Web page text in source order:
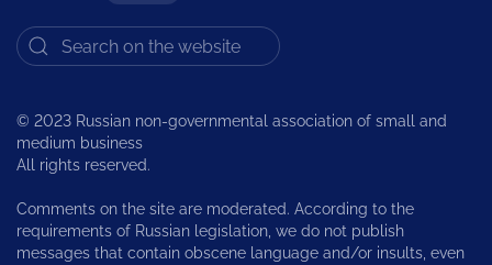
© 2023 Russian non-governmental association of small and
medium business
All rights reserved.
Comments on the site are moderated. According to the
requirements of Russian legislation, we do not publish
messages that contain obscene language and/or insults, even